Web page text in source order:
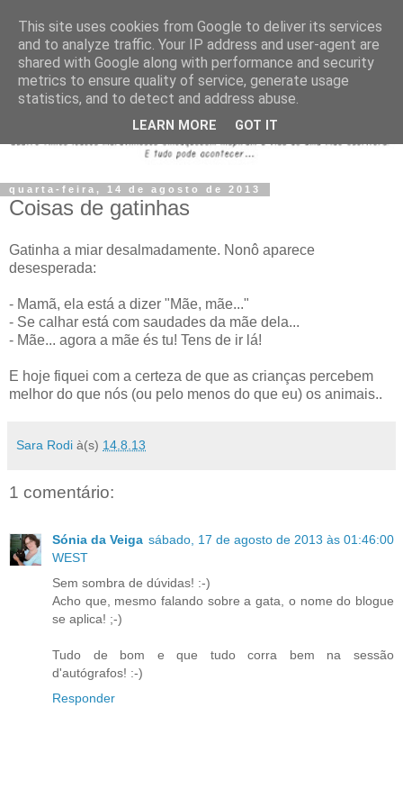
quarta-feira, 14 de agosto de 2013
Coisas de gatinhas
Gatinha a miar desalmadamente. Nonô aparece
desesperada:
- Mamã, ela está a dizer "Mãe, mãe..."
- Se calhar está com saudades da mãe dela...
- Mãe... agora a mãe és tu! Tens de ir lá!
E hoje fiquei com a certeza de que as crianças percebem
melhor do que nós (ou pelo menos do que eu) os animais..
Sara Rodi à(s) 14.8.13
1 comentário:
Sónia da Veiga sábado, 17 de agosto de 2013 às 01:46:00
WEST
Sem sombra de dúvidas! :-)
Acho que, mesmo falando sobre a gata, o nome do blogue
se aplica! ;-)
Tudo de bom e que tudo corra bem na sessão
d'autógrafos! :-)
Responder
This site uses cookies from Google to deliver its services
and to analyze traffic. Your IP address and user-agent are
shared with Google along with performance and security
metrics to ensure quality of service, generate usage
statistics, and to detect and address abuse.
LEARN MORE GOT IT